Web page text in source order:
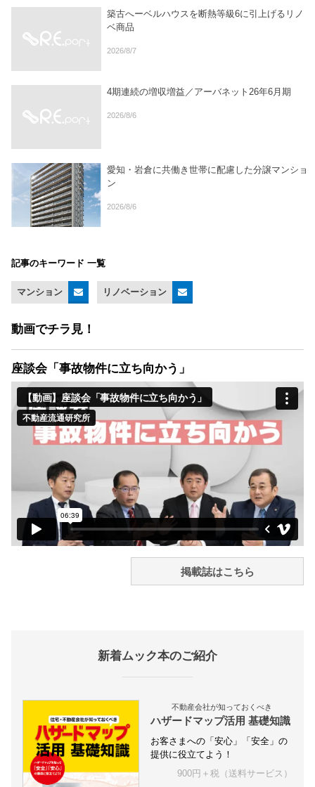
築古へーベルハウスを断熱等級6に引上げるリノ
ベ商品
2026/8/7
4期連続の増収増益／アーバネット26年6月期
2026/8/6
愛知・岩倉に共働き世帯に配慮した分譲マンショ
ン
2026/8/6
記事のキーワード 一覧
マンション リノベーション
動画でチラ見！
座談会「事故物件に立ち向かう」
掲載誌はこちら
新着ムック本のご紹介
不動産会社が知っておくべき
ハザードマップ活用 基礎知識
お客さまへの「安心」「安全」の
提供に役立てよう！
900円＋税（送料サービス）